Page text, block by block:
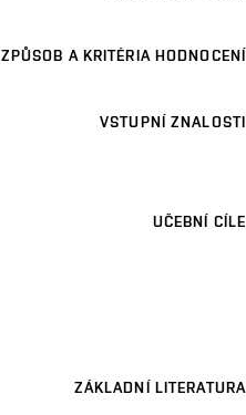
ZPŮSOB A KRITÉRIA HODNOCENÍ
VSTUPNÍ ZNALOSTI
UČEBNÍ CÍLE
ZÁKLADNÍ LITERATURA